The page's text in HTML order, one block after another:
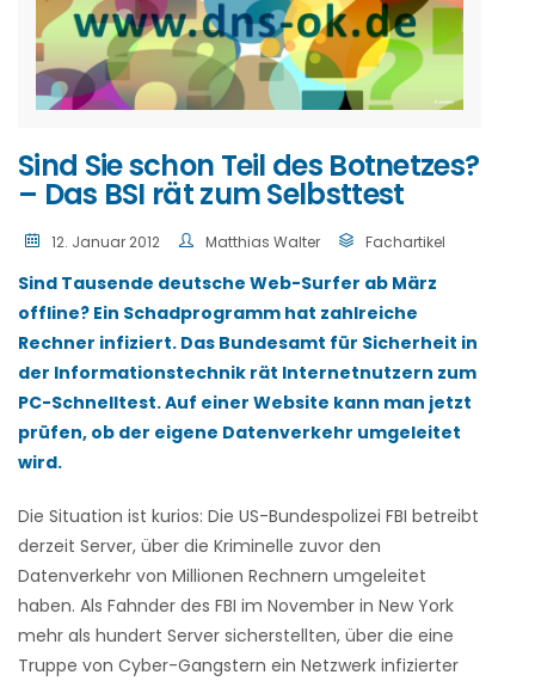
Sind Sie schon Teil des Botnetzes?
– Das BSI rät zum Selbsttest
12. Januar 2012 Matthias Walter Fachartikel
Sind Tausende deutsche Web-Surfer ab März
offline? Ein Schadprogramm hat zahlreiche
Rechner infiziert. Das Bundesamt für Sicherheit in
der Informationstechnik rät Internetnutzern zum
PC-Schnelltest. Auf einer Website kann man jetzt
prüfen, ob der eigene Datenverkehr umgeleitet
wird.
Die Situation ist kurios: Die US-Bundespolizei FBI betreibt
derzeit Server, über die Kriminelle zuvor den
Datenverkehr von Millionen Rechnern umgeleitet
haben. Als Fahnder des FBI im November in New York
mehr als hundert Server sicherstellten, über die eine
Truppe von Cyber-Gangstern ein Netzwerk infizierter